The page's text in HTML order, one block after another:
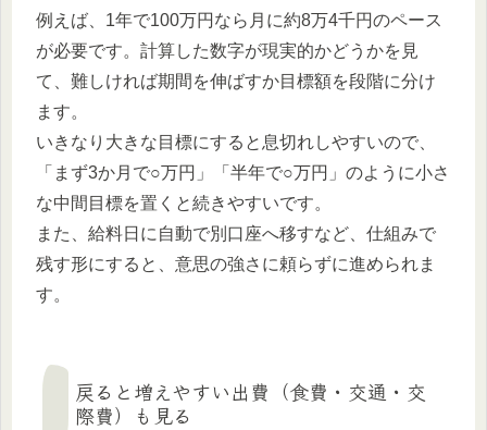
例えば、1年で100万円なら月に約8万4千円のペース
が必要です。計算した数字が現実的かどうかを見
て、難しければ期間を伸ばすか目標額を段階に分け
ます。
いきなり大きな目標にすると息切れしやすいので、
「まず3か月で○万円」「半年で○万円」のように小さ
な中間目標を置くと続きやすいです。
また、給料日に自動で別口座へ移すなど、仕組みで
残す形にすると、意思の強さに頼らずに進められま
す。
戻ると増えやすい出費（食費・交通・交
際費）も見る